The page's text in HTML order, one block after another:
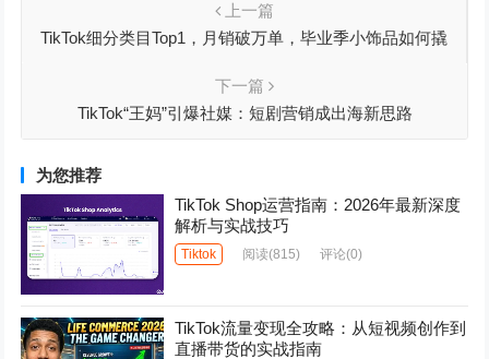
上一篇
TikTok细分类目Top1，月销破万单，毕业季小饰品如何撬
下一篇
TikTok“王妈”引爆社媒：短剧营销成出海新思路
为您推荐
TikTok Shop运营指南：2026年最新深度
解析与实战技巧
Tiktok 阅读(815) 评论(0)
TikTok流量变现全攻略：从短视频创作到
直播带货的实战指南